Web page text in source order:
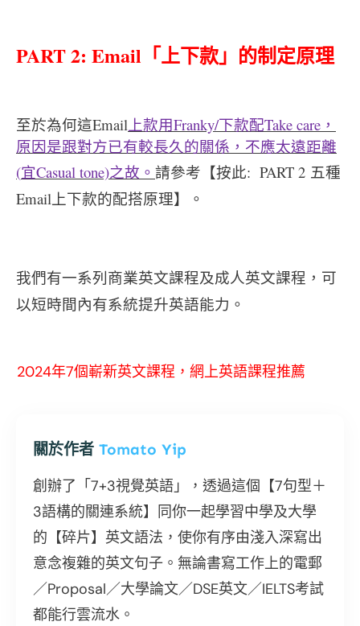
PART 2: Email 「上下款」的制定原理
至於為何這Email上款用Franky/下款配Take care ，
原因是跟對方已有較長久的關係，不應太遠距離
(宜Casual tone)之故。 請參考【按此: PART 2 五種
Email上下款的配搭原理】。
我們有一系列商業英文課程及成人英文課程 ，可
以短時間內有系統提升英語能力。
2024年7個嶄新英文課程，網上英語課程推薦
關於作者 Tomato Yip
創辦了「7+3視覺英語」，透過這個【7句型＋
3語構的關連系統】同你一起學習中學及大學
的【碎片】英文語法，使你有序由淺入深寫出
意念複雜的英文句子。無論書寫工作上的電郵
／Proposal／大學論文／DSE英文／IELTS考試
都能行雲流水。